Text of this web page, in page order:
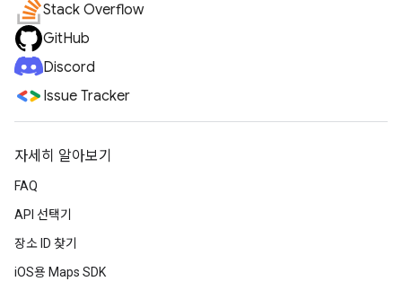
Stack Overflow
GitHub
Discord
Issue Tracker
자세히 알아보기
FAQ
API 선택기
장소 ID 찾기
iOS용 Maps SDK